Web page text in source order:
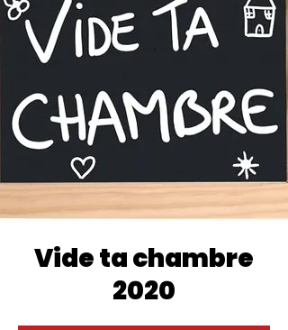
Vide ta chambre
2020